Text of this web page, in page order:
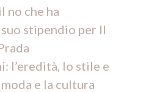
no che ha
stipendio per Il
l’eredità, lo stile e
e la cultura